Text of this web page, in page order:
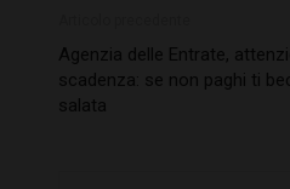
Agenzia delle Entrate,
scadenza: se non paghi ti
salata